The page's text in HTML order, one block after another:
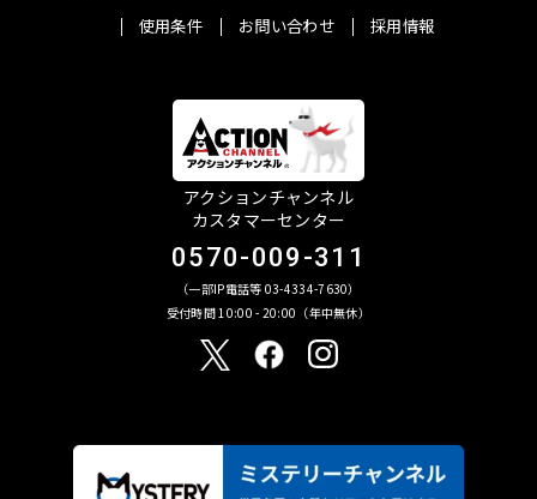
使用条件
お問い合わせ 採用情報
アクションチャンネル
カスタマーセンター
0570-009-311
（一部IP電話等 03-4334-7630）
受付時間 10:00 - 20:00（年中無休）